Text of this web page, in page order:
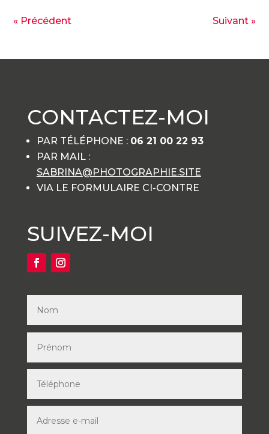
« Précédent Suivant »
CONTACTEZ-MOI
PAR TÉLÉPHONE : 06 21 00 22 93
PAR MAIL :
SABRINA@PHOTOGRAPHIE.SITE
VIA LE FORMULAIRE CI-CONTRE
SUIVEZ-MOI